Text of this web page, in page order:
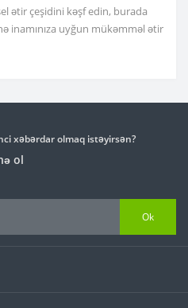
ətir çeşidini kəşf edin, burada
inamınıza uyğun mükəmməl ətir
xəbərdar olmaq istəyirsən?
ol
Ok